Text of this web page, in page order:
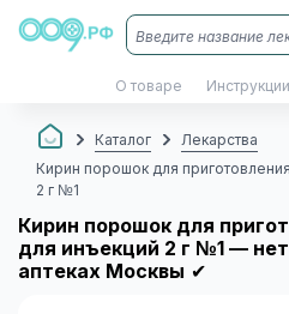
О товаре Инструкции
Каталог
Лекарства
Кирин порошок для
2 г №1
Кирин порошок для
для инъекций 2 г №1 —
аптеках Москвы ✔